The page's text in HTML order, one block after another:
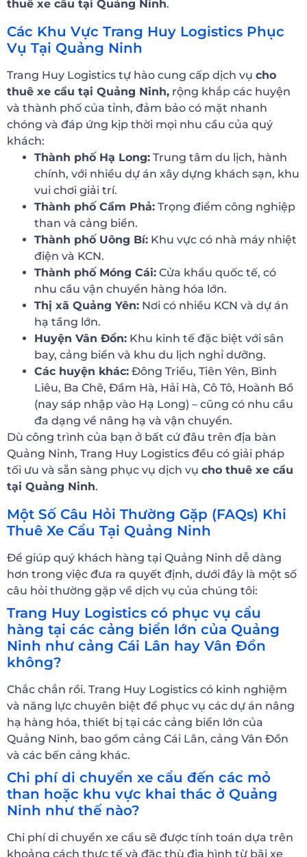
thuê xe cẩu tại Quảng Ninh.
Các Khu Vực Trang Huy Logistics Phục
Vụ Tại Quảng Ninh
Trang Huy Logistics tự hào cung cấp dịch vụ cho
thuê xe cẩu tại Quảng Ninh, rộng khắp các huyện
và thành phố của tỉnh, đảm bảo có mặt nhanh
chóng và đáp ứng kịp thời mọi nhu cầu của quý
khách:
Thành phố Hạ Long: Trung tâm du lịch, hành
chính, với nhiều dự án xây dựng khách sạn, khu
vui chơi giải trí.
Thành phố Cẩm Phả: Trọng điểm công nghiệp
than và cảng biển.
Thành phố Uông Bí: Khu vực có nhà máy nhiệt
điện và KCN.
Thành phố Móng Cái: Cửa khẩu quốc tế, có
nhu cầu vận chuyển hàng hóa lớn.
Thị xã Quảng Yên: Nơi có nhiều KCN và dự án
hạ tầng lớn.
Huyện Vân Đồn: Khu kinh tế đặc biệt với sân
bay, cảng biển và khu du lịch nghỉ dưỡng.
Các huyện khác: Đông Triều, Tiên Yên, Bình
Liêu, Ba Chẽ, Đầm Hà, Hải Hà, Cô Tô, Hoành Bồ
(nay sáp nhập vào Hạ Long) – cũng có nhu cầu
đa dạng về nâng hạ và vận chuyển.
Dù công trình của bạn ở bất cứ đâu trên địa bàn
Quảng Ninh, Trang Huy Logistics đều có giải pháp
tối ưu và sẵn sàng phục vụ dịch vụ cho thuê xe cẩu
tại Quảng Ninh.
Một Số Câu Hỏi Thường Gặp (FAQs) Khi
Thuê Xe Cẩu Tại Quảng Ninh
Để giúp quý khách hàng tại Quảng Ninh dễ dàng
hơn trong việc đưa ra quyết định, dưới đây là một số
câu hỏi thường gặp về dịch vụ của chúng tôi:
Trang Huy Logistics có phục vụ cẩu
hàng tại các cảng biển lớn của Quảng
Ninh như cảng Cái Lân hay Vân Đồn
không?
Chắc chắn rồi. Trang Huy Logistics có kinh nghiệm
và năng lực chuyên biệt để phục vụ các dự án nâng
hạ hàng hóa, thiết bị tại các cảng biển lớn của
Quảng Ninh, bao gồm cảng Cái Lân, cảng Vân Đồn
và các bến cảng khác.
Chi phí di chuyển xe cẩu đến các mỏ
than hoặc khu vực khai thác ở Quảng
Ninh như thế nào?
Chi phí di chuyển xe cẩu sẽ được tính toán dựa trên
khoảng cách thực tế và đặc thù địa hình từ bãi xe